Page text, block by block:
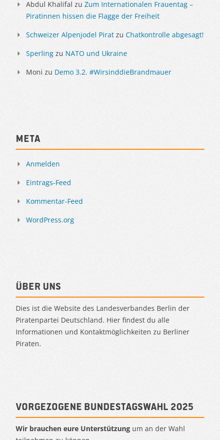
Abdul Khalifal zu Zum Internationalen Frauentag –
Piratinnen hissen die Flagge der Freiheit
Schweizer Alpenjodel Pirat zu Chatkontrolle abgesagt!
Sperling zu NATO und Ukraine
Moni zu Demo 3.2. #WirsinddieBrandmauer
Meta
Anmelden
Eintrags-Feed
Kommentar-Feed
WordPress.org
Über uns
Dies ist die Website des Landesverbandes Berlin der
Piratenpartei Deutschland. Hier findest du alle
Informationen und Kontaktmöglichkeiten zu Berliner
Piraten.
Vorgezogene Bundestagswahl 2025
Wir brauchen eure Unterstützung um an der Wahl